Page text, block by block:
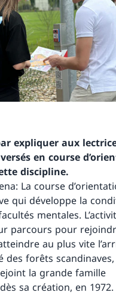
expliquer aux
en course
discipline.
La course
qui développe la
mentales.
parcours pour
au plus vite
des forêts
la grande famille
sa création, en 1972.